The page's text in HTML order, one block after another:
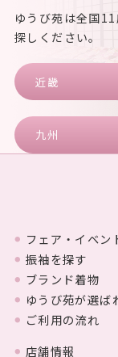
ゆうび苑は全国
探しください。
近畿
九州
フェア・イベン
振袖を探す
ブランド着物
ゆうび苑が選ば
ご利用の流れ
店舗情報